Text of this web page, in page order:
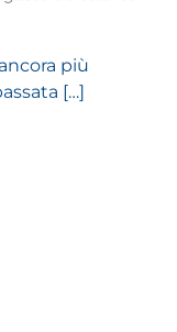
più
[…]